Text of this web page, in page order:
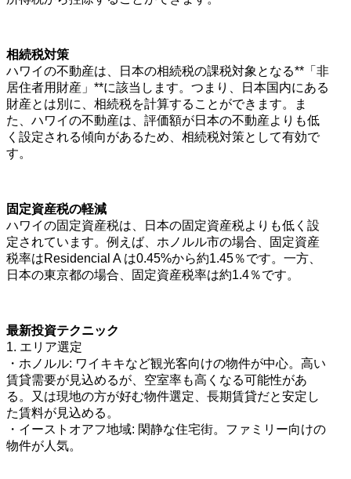
相続税対策
ハワイの不動産は、日本の相続税の課税対象となる**「非
居住者用財産」**に該当します。つまり、日本国内にある
財産とは別に、相続税を計算することができます。ま
た、ハワイの不動産は、評価額が日本の不動産よりも低
く設定される傾向があるため、相続税対策として有効で
す。
固定資産税の軽減
ハワイの固定資産税は、日本の固定資産税よりも低く設
定されています。例えば、ホノルル市の場合、固定資産
税率はResidencial A は0.45%から約1.45％です。一方、
日本の東京都の場合、固定資産税率は約1.4％です。
最新投資テクニック
1. エリア選定
・ホノルル: ワイキキなど観光客向けの物件が中心。高い
賃貸需要が見込めるが、空室率も高くなる可能性があ
る。又は現地の方が好む物件選定、長期賃貸だと安定し
た賃料が見込める。
・イーストオアフ地域: 閑静な住宅街。ファミリー向けの
物件が人気。